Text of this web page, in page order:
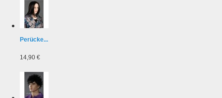
Perücke...
14,90 €